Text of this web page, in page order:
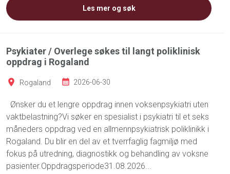
Les mer og søk
Psykiater / Overlege søkes til langt poliklinisk
oppdrag i Rogaland
Rogaland 2026-06-30
Ønsker du et lengre oppdrag innen voksenpsykiatri uten
vaktbelastning?Vi søker en spesialist i psykiatri til et seks
måneders oppdrag ved en allmennpsykiatrisk poliklinikk i
Rogaland. Du blir en del av et tverrfaglig fagmiljø med
fokus på utredning, diagnostikk og behandling av voksne
pasienter.Oppdragsperiode31.08.2026...